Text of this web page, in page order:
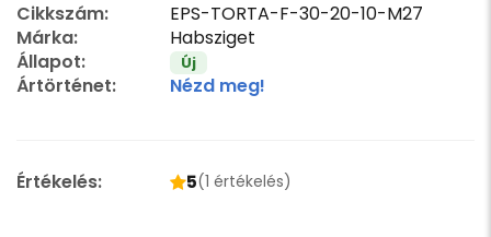
Cikkszám:
EPS-TORTA-F-30-20-10-M27
Márka:
Habsziget
Állapot:
Új
Ártörténet: Nézd meg!
Értékelés: 5(1 értékelés)